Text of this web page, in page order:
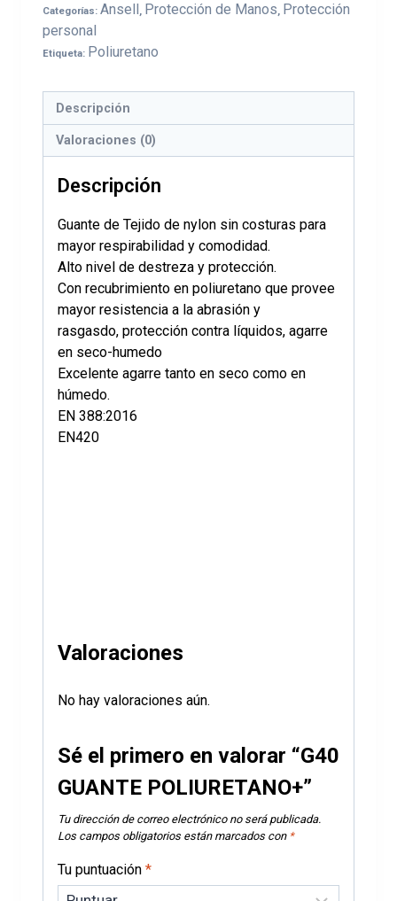
Categorías: Ansell , Protección de Manos, Protección
personal
Etiqueta: Poliuretano
Descripción
Valoraciones (0)
Descripción
Guante de Tejido de nylon sin costuras para
mayor respirabilidad y comodidad.
Alto nivel de destreza y protección.
Con recubrimiento en poliuretano que provee
mayor resistencia a la abrasión y
rasgasdo, protección contra líquidos, agarre
en seco-humedo
Excelente agarre tanto en seco como en
húmedo.
EN 388:2016
EN420
Valoraciones
No hay valoraciones aún.
Sé el primero en valorar “G40
GUANTE POLIURETANO+”
Tu dirección de correo electrónico no será publicada.
Los campos obligatorios están marcados con *
Tu puntuación *